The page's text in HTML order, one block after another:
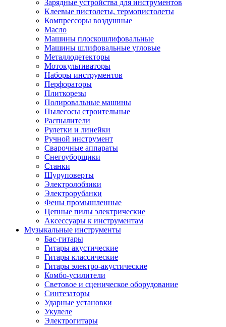
Зарядные устройства для инструментов
Клеевые пистолеты, термопистолеты
Компрессоры воздушные
Масло
Машины плоскошлифовальные
Машины шлифовальные угловые
Металлодетекторы
Мотокультиваторы
Наборы инструментов
Перфораторы
Плиткорезы
Полировальные машины
Пылесосы строительные
Распылители
Рулетки и линейки
Ручной инструмент
Сварочные аппараты
Снегоуборщики
Станки
Шуруповерты
Электролобзики
Электрорубанки
Фены промышленные
Цепные пилы электрические
Аксессуары к инструментам
Музыкальные инструменты
Бас-гитары
Гитары акустические
Гитары классические
Гитары электро-акустические
Комбо-усилители
Световое и сценическое оборудование
Синтезаторы
Ударные установки
Укулеле
Электрогитары